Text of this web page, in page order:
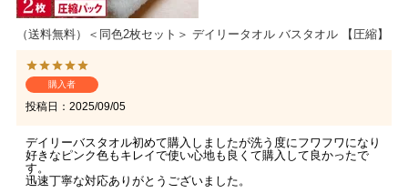
（送料無料）＜同色2枚セット＞ デイリータオル バスタオル 【圧縮】
購入者
投稿日 2025/09/05
デイリーバスタオル初めて購入しましたが洗う度にフワフワになり
好きなピンク色もキレイで使い心地も良くて購入して良かったで
す。
迅速丁寧な対応ありがとうございました。